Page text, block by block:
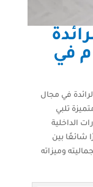
في
في مجال
تلبي
الداخلية
شائعًا بين
وميزاته